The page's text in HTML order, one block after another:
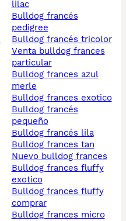
lilac
bulldog francés
pedigree
bulldog francés tricolor
venta bulldog frances
particular
bulldog frances azul
merle
bulldog frances exotico
bulldog francés
pequeño
bulldog francés lila
bulldog frances tan
nuevo bulldog frances
bulldog frances fluffy
exotico
bulldog frances fluffy
comprar
bulldog frances micro